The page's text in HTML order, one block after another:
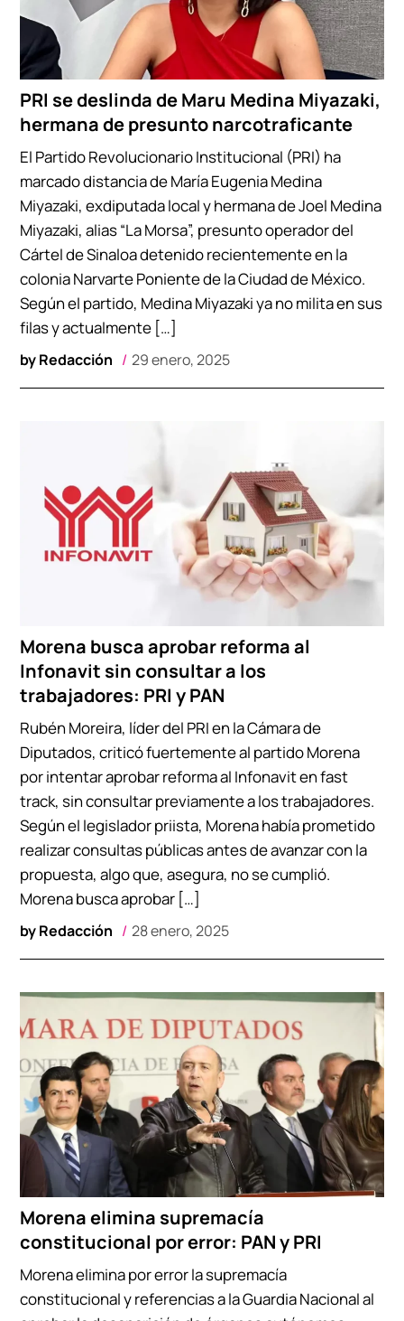
PRI se deslinda de Maru Medina Miyazaki,
hermana de presunto narcotraficante
byRedacción 29 enero, 2025
El Partido Revolucionario Institucional (PRI) ha
marcado distancia de María Eugenia Medina
Miyazaki, exdiputada local y hermana de Joel Medina
Miyazaki, alias “La Morsa”, presunto operador del
Cártel de Sinaloa detenido recientemente en la
colonia Narvarte Poniente de la Ciudad de México.
Según el partido, Medina Miyazaki ya no milita en sus
filas y actualmente […]
Morena busca aprobar reforma al
Infonavit sin consultar a los
trabajadores: PRI y PAN
byRedacción 28 enero, 2025
Rubén Moreira, líder del PRI en la Cámara de
Diputados, criticó fuertemente al partido Morena
por intentar aprobar reforma al Infonavit en fast
track, sin consultar previamente a los trabajadores.
Según el legislador priista, Morena había prometido
realizar consultas públicas antes de avanzar con la
propuesta, algo que, asegura, no se cumplió.
Morena busca aprobar […]
Morena elimina supremacía
constitucional por error: PAN y PRI
Morena elimina por error la supremacía
constitucional y referencias a la Guardia Nacional al